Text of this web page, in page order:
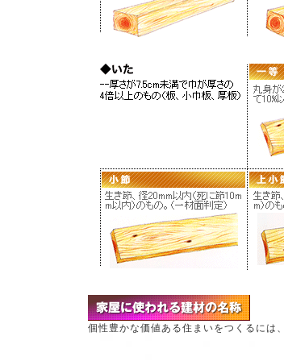
個性豊かな価値ある住まいをつくるには